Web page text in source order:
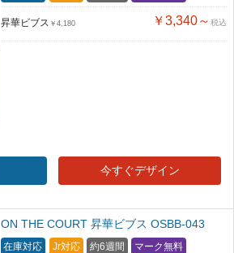
昇華ビブス ￥4,180 ￥3,340～ 税込
今すぐデザイン
ON THE COURT 昇華ビブス OSBB-043
在庫対応 Jr対応 約6週間 マーク無料